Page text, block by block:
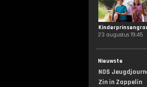
23 augustus 19:45
Nieuwste
NOS
Zin in Zappelin